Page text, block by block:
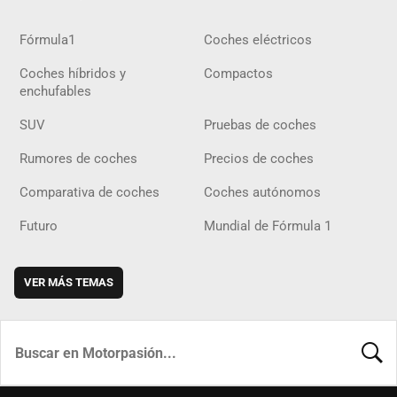
Fórmula1 Coches eléctricos
Coches híbridos y
enchufables
Compactos
SUV Pruebas de coches
Rumores de coches Precios de coches
Comparativa de coches Coches autónomos
Futuro Mundial de Fórmula 1
VER MÁS TEMAS